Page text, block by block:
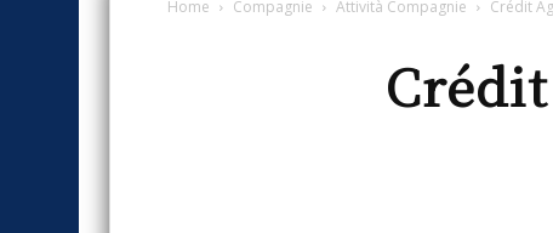
Home Compagnie Attività Compagnie Crédit